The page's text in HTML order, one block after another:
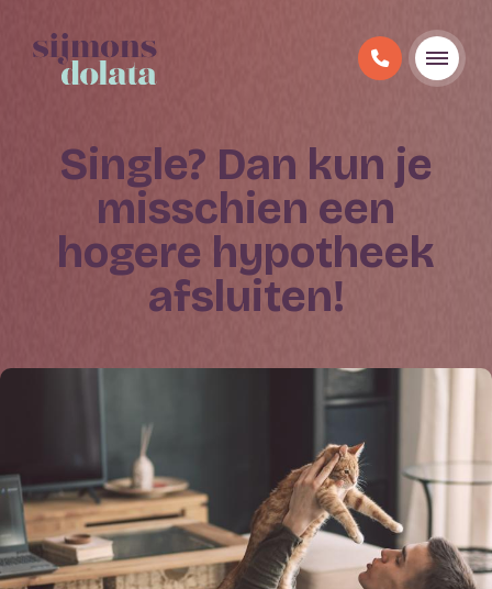
Single? Dan kun je
misschien een
hogere hypotheek
afsluiten!